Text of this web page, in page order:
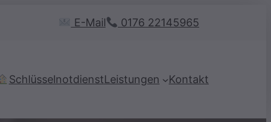
E-Mail 0176 22145965
SchlüsselnotdienstLeistungen Kontakt